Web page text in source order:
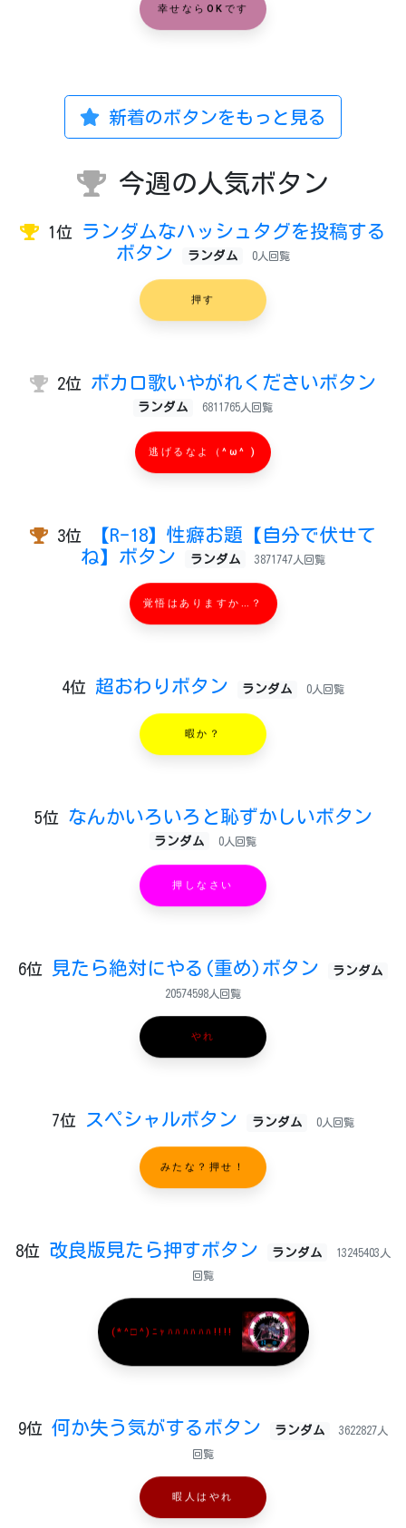
幸せならOKです
新着のボタンをもっと見る
今週の人気ボタン
1位
ランダムなハッシュタグを投稿する
ボタン
ランダム 0人回覧
押す
2位 ボカロ歌いやがれくださいボタン
ランダム 6811765人回覧
逃げるなよ（^ω^ )
3位
【R-18】性癖お題【自分で伏せて
ね】ボタン
ランダム 3871747人回覧
覚悟はありますか…？
4位 超おわりボタン ランダム 0人回覧
暇か？
5位 なんかいろいろと恥ずかしいボタン
ランダム 0人回覧
押しなさい
6位 見たら絶対にやる(重め)ボタン ランダム
20574598人回覧
やれ
7位 スペシャルボタン ランダム 0人回覧
みたな？押せ！
8位 改良版見たら押すボタン ランダム 13245403人
回覧
(*^□^)ﾆｬﾊﾊﾊﾊﾊﾊ!!!!
9位 何か失う気がするボタン ランダム 3622827人
回覧
暇人はやれ